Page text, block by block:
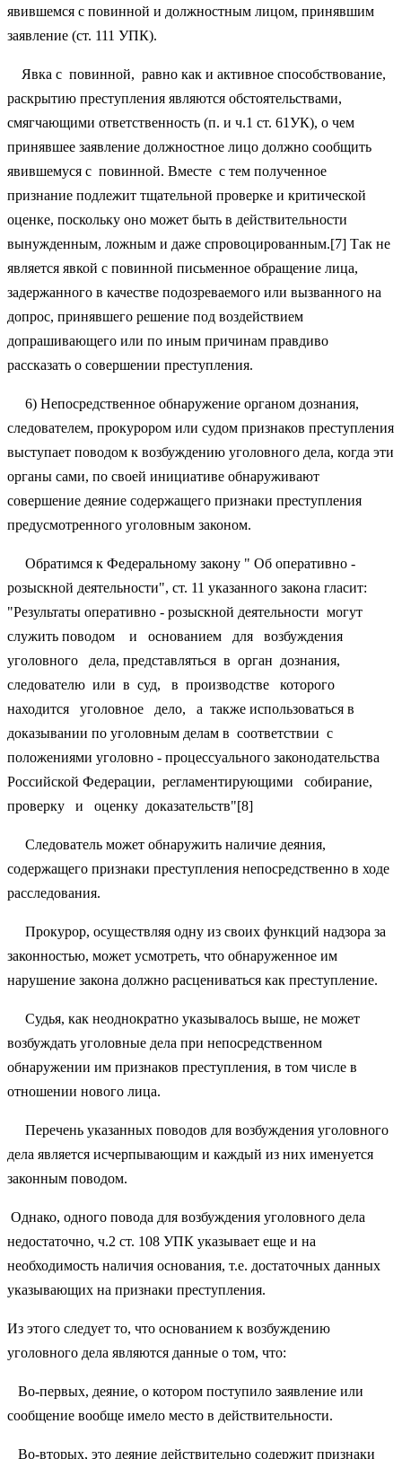
явившемся с повинной и должностным лицом, принявшим
заявление (ст. 111 УПК).
Явка с повинной, равно как и активное способствование,
раскрытию преступления являются обстоятельствами,
смягчающими ответственность (п. и ч.1 ст. 61УК), о чем
принявшее заявление должностное лицо должно сообщить
явившемуся с повинной. Вместе с тем полученное
признание подлежит тщательной проверке и критической
оценке, поскольку оно может быть в действительности
вынужденным, ложным и даже спровоцированным.[7] Так не
является явкой с повинной письменное обращение лица,
задержанного в качестве подозреваемого или вызванного на
допрос, принявшего решение под воздействием
допрашивающего или по иным причинам правдиво
рассказать о совершении преступления.
6) Непосредственное обнаружение органом дознания,
следователем, прокурором или судом признаков преступления
выступает поводом к возбуждению уголовного дела, когда эти
органы сами, по своей инициативе обнаруживают
совершение деяние содержащего признаки преступления
предусмотренного уголовным законом.
Обратимся к Федеральному закону " Об оперативно -
розыскной деятельности", ст. 11 указанного закона гласит:
"Результаты оперативно - розыскной деятельности могут
служить поводом и основанием для возбуждения
уголовного дела, представляться в орган дознания,
следователю или в суд, в производстве которого
находится уголовное дело, а также использоваться в
доказывании по уголовным делам в соответствии с
положениями уголовно - процессуального законодательства
Российской Федерации, регламентирующими собирание,
проверку и оценку доказательств"[8]
Следователь может обнаружить наличие деяния,
содержащего признаки преступления непосредственно в ходе
расследования.
Прокурор, осуществляя одну из своих функций надзора за
законностью, может усмотреть, что обнаруженное им
нарушение закона должно расцениваться как преступление.
Судья, как неоднократно указывалось выше, не может
возбуждать уголовные дела при непосредственном
обнаружении им признаков преступления, в том числе в
отношении нового лица.
Перечень указанных поводов для возбуждения уголовного
дела является исчерпывающим и каждый из них именуется
законным поводом.
Однако, одного повода для возбуждения уголовного дела
недостаточно, ч.2 ст. 108 УПК указывает еще и на
необходимость наличия основания, т.е. достаточных данных
указывающих на признаки преступления.
Из этого следует то, что основанием к возбуждению
уголовного дела являются данные о том, что:
Во-первых, деяние, о котором поступило заявление или
сообщение вообще имело место в действительности.
Во-вторых, это деяние действительно содержит признаки